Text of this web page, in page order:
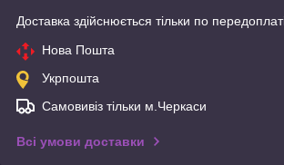
Доставка здійснюється тільки по
Нова Пошта
Укрпошта
Самовивіз тільки м.Черкаси
Всі умови доставки